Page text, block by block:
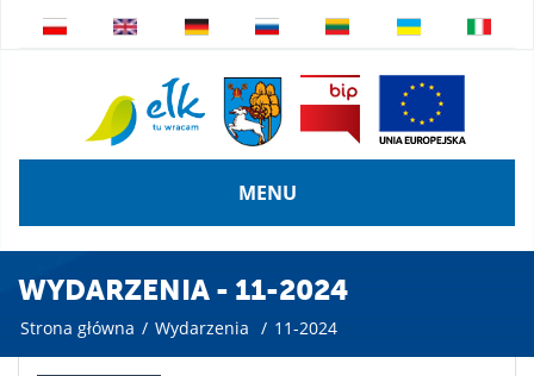
MENU
WYDARZENIA - 11-2024
Strona główna / Wydarzenia / 11-2024